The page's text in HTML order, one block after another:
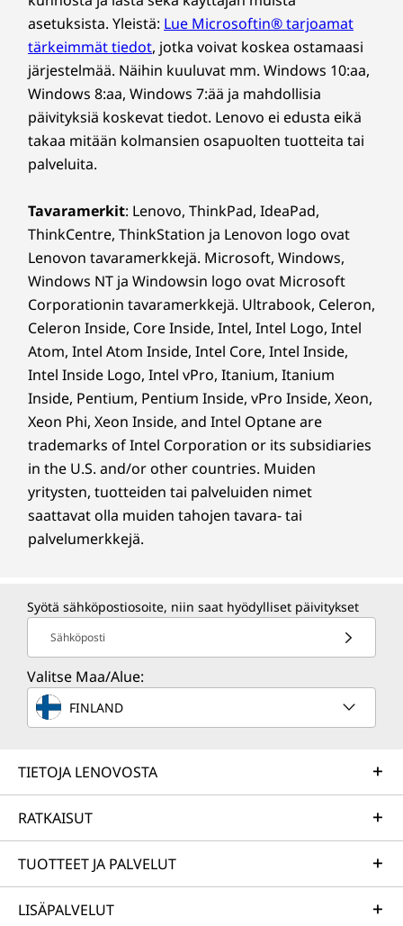
asetuksista. Yleistä: Lue Microsoftin® tarjoamat
tärkeimmät tiedot, jotka voivat koskea ostamaasi
järjestelmää. Näihin kuuluvat mm. Windows 10:aa,
Windows 8:aa, Windows 7:ää ja mahdollisia
päivityksiä koskevat tiedot. Lenovo ei edusta eikä
takaa mitään kolmansien osapuolten tuotteita tai
palveluita.
Tavaramerkit: Lenovo, ThinkPad, IdeaPad,
ThinkCentre, ThinkStation ja Lenovon logo ovat
Lenovon tavaramerkkejä. Microsoft, Windows,
Windows NT ja Windowsin logo ovat Microsoft
Corporationin tavaramerkkejä. Ultrabook, Celeron,
Celeron Inside, Core Inside, Intel, Intel Logo, Intel
Atom, Intel Atom Inside, Intel Core, Intel Inside,
Intel Inside Logo, Intel vPro, Itanium, Itanium
Inside, Pentium, Pentium Inside, vPro Inside, Xeon,
Xeon Phi, Xeon Inside, and Intel Optane are
trademarks of Intel Corporation or its subsidiaries
in the U.S. and/or other countries. Muiden
yritysten, tuotteiden tai palveluiden nimet
saattavat olla muiden tahojen tavara- tai
palvelumerkkejä.
Syötä sähköpostiosoite, niin saat hyödylliset päivitykset
Sähköposti
Valitse Maa/Alue:
FINLAND
TIETOJA LENOVOSTA
RATKAISUT
TUOTTEET JA PALVELUT
LISÄPALVELUT